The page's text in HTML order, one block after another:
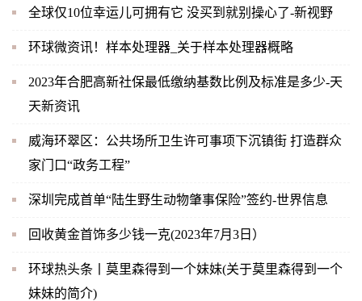
全球仅10位幸运儿可拥有它 没买到就别操心了-新视野
环球微资讯！样本处理器_关于样本处理器概略
2023年合肥高新社保最低缴纳基数比例及标准是多少-天
天新资讯
威海环翠区：公共场所卫生许可事项下沉镇街 打造群众
家门口“政务工程”
深圳完成首单“陆生野生动物肇事保险”签约-世界信息
回收黄金首饰多少钱一克(2023年7月3日）
环球热头条丨莫里森得到一个妹妹(关于莫里森得到一个
妹妹的简介)